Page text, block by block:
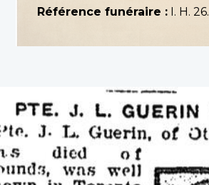
Référence funéraire : I. H. 26.